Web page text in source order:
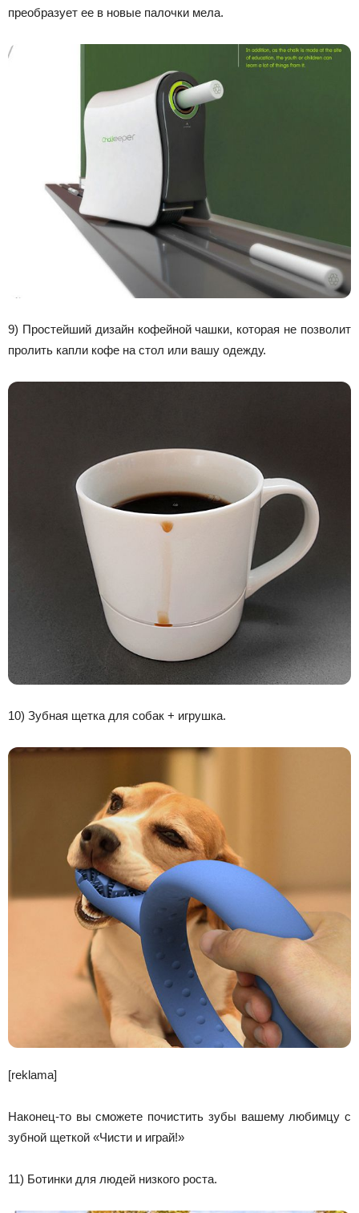
преобразует ее в новые палочки мела.
9) Простейший дизайн кофейной чашки, которая не позволит
пролить капли кофе на стол или вашу одежду.
10) Зубная щетка для собак + игрушка.
[reklama]
Наконец-то вы сможете почистить зубы вашему любимцу с
зубной щеткой «Чисти и играй!»
11) Ботинки для людей низкого роста.